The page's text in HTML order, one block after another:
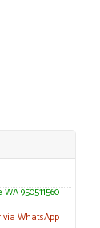
950511560
vía WhatsApp